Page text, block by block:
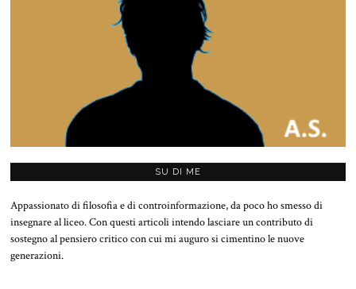
SU DI ME
Appassionato di filosofia e di controinformazione, da poco ho smesso di
insegnare al liceo. Con questi articoli intendo lasciare un contributo di
sostegno al pensiero critico con cui mi auguro si cimentino le nuove
generazioni.